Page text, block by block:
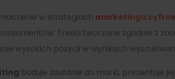
w strategiach marketingu
Treści tworzone zgodnie z
wysokich pozycji w wynikach
buduje zaufanie do marki, prezentuje